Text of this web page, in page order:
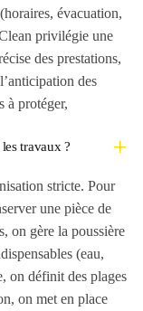
évacuation,
privilégie une
des prestations,
des
à protéger,
travaux ?
stricte. Pour
une pièce de
on gère la poussière
(eau,
on définit des plages
on met en place